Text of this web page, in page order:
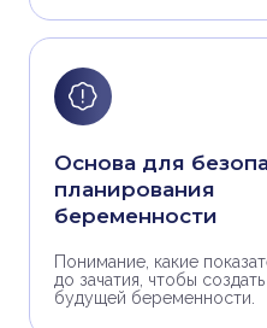
Основа для
планирования
беременности
Понимание, какие
до зачатия, чтобы
будущей беременности.